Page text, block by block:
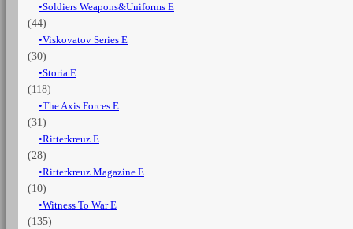
Soldiers Weapons&Uniforms E
(44)
Viskovatov Series E
(30)
Storia E
(118)
The Axis Forces E
(31)
Ritterkreuz E
(28)
Ritterkreuz Magazine E
(10)
Witness To War E
(135)